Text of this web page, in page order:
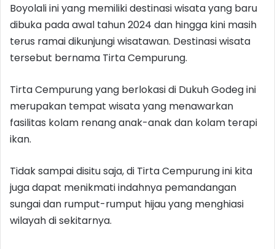
Boyolali ini yang memiliki destinasi wisata yang baru
dibuka pada awal tahun 2024 dan hingga kini masih
terus ramai dikunjungi wisatawan. Destinasi wisata
tersebut bernama Tirta Cempurung.
Tirta Cempurung yang berlokasi di Dukuh Godeg ini
merupakan tempat wisata yang menawarkan
fasilitas kolam renang anak-anak dan kolam terapi
ikan.
Tidak sampai disitu saja, di Tirta Cempurung ini kita
juga dapat menikmati indahnya pemandangan
sungai dan rumput-rumput hijau yang menghiasi
wilayah di sekitarnya.